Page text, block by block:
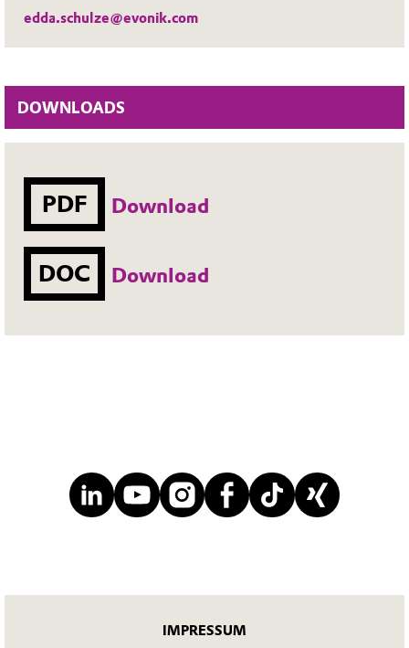
edda.schulze@evonik.com
DOWNLOADS
PDF Download
DOC Download
IMPRESSUM